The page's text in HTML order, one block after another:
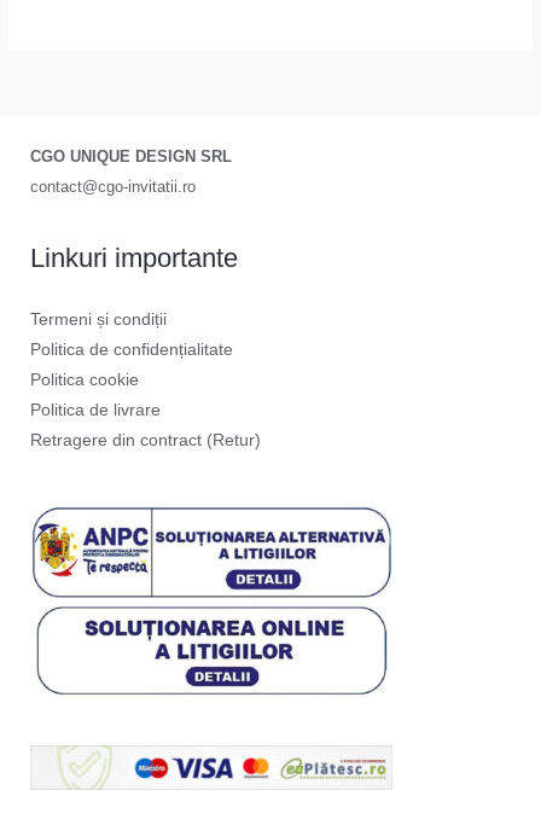
CGO UNIQUE DESIGN SRL
contact@cgo-invitatii.ro
Linkuri importante
Termeni și condiții
Politica de confidențialitate
Politica cookie
Politica de livrare
Retragere din contract (Retur)